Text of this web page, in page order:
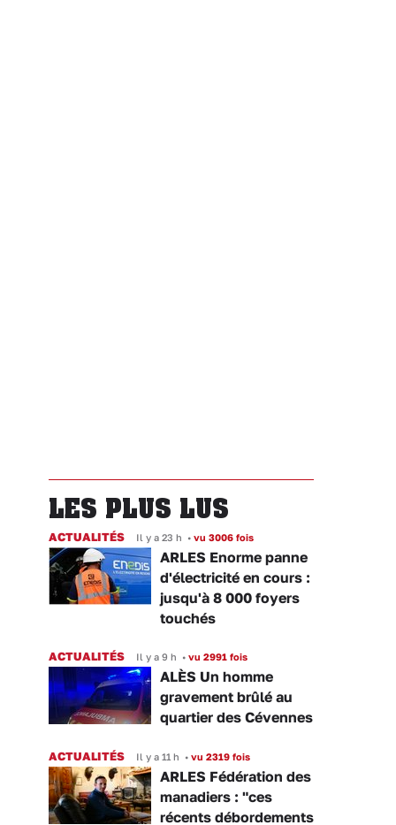
LES PLUS LUS
ACTUALITÉS Il y a 23 h • vu 3006 fois
ARLES Enorme panne
d'électricité en cours :
jusqu'à 8 000 foyers
touchés
ACTUALITÉS Il y a 9 h • vu 2991 fois
ALÈS Un homme
gravement brûlé au
quartier des Cévennes
ACTUALITÉS Il y a 11 h • vu 2319 fois
ARLES Fédération des
manadiers : "ces
récents débordements